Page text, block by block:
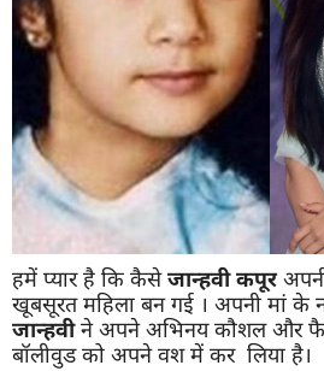
हमें प्यार है कि कैसेजान्हवी कपूर
खूबसूरत महिला बन गई । अपनी मां
जान्हवीने अपने अभिनय कौशल और
बॉलीवुड को अपने वश में कर लिया है।